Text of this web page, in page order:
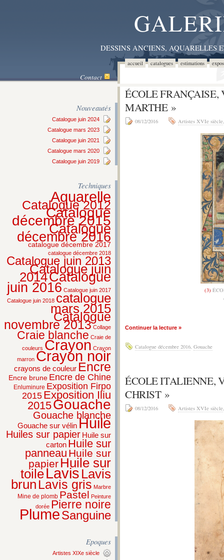
DESSINS ANCIENS,
accueil catalogues estimations
Contact
Nouveautés
Catalogue juin 2024
Catalogue mars 2023
Catalogue juin 2021
Catalogue mars 2020
Catalogue juin 2019
Techniques
Aquarelle
Catalogue 2012
Catalogue
décembre 2015
Catalogue
décembre 2016
catalogue décembre 2017
catalogue décembre 2018
Catalogue juin 2013
Catalogue juin
2014Catalogue
juin 2016 Catalogue juin 2017
Catalogue juin 2018 catalogue
mars 2015
Catalogue
novembre 2013 Collage
Craie blanche Craie de
couleurs Crayon Crayon
marron Crayon noir
crayons de couleur Encre
Encre brune Encre de Chine
Enluminure Exposition Firpo
2015 Exposition Iliu
2015Gouache
Gouache blanche
Gouache sur vélinHuile
Huiles sur papier Huile sur
carton Huile sur
panneau Huile sur
papier Huile sur
toileLavis Lavis
brun Lavis gris Marbre
Mine de plomb Pastel Peinture
dorée Pierre noire
PlumeSanguine
Epoques
Artistes XIXe siècle
ÉCOLE FRANÇAISE,
MARTHE »
08/12/2016 Artistes XVIe siècle
(3)
Continuer la lecture »
Catalogue décembre 2016, Gouache
ÉCOLE ITALIENNE,
CHRIST »
08/12/2016 Artistes XVIe siècle